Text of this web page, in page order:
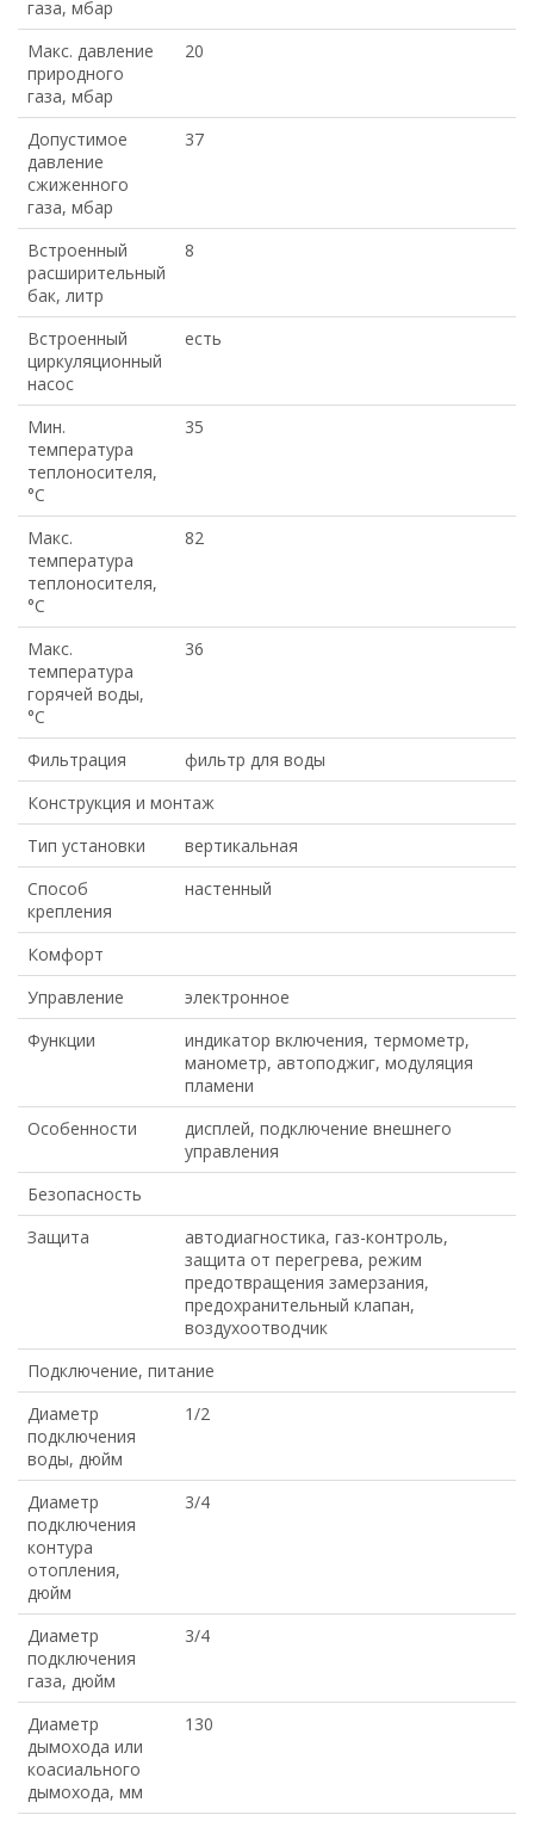
газа, мбар
Макс. давление
природного
газа, мбар
20
Допустимое
давление
сжиженного
газа, мбар
37
Встроенный
расширительный
бак, литр
8
Встроенный
циркуляционный
насос
есть
Мин.
температура
теплоносителя,
°С
35
Макс.
температура
теплоносителя,
°С
82
Макс.
температура
горячей воды,
°С
36
Фильтрация
фильтр для воды
Конструкция и монтаж
Тип установки
вертикальная
Способ
крепления
настенный
Комфорт
Управление
электронное
Функции
индикатор включения, термометр,
манометр, автоподжиг, модуляция
пламени
Особенности
дисплей, подключение внешнего
управления
Безопасность
Защита
автодиагностика, газ-контроль,
защита от перегрева, режим
предотвращения замерзания,
предохранительный клапан,
воздухоотводчик
Подключение, питание
Диаметр
подключения
воды, дюйм
1/2
Диаметр
подключения
контура
отопления,
дюйм
3/4
Диаметр
подключения
газа, дюйм
3/4
Диаметр
дымохода или
коасиального
дымохода, мм
130